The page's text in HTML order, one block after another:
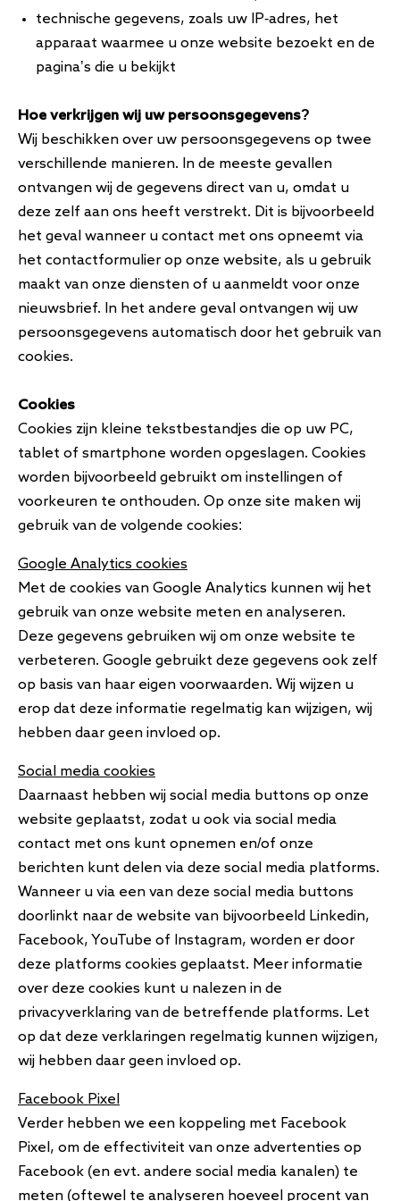
technische gegevens, zoals uw IP-adres, het
apparaat waarmee u onze website bezoekt en de
pagina’s die u bekijkt
Hoe verkrijgen wij uw persoonsgegevens?
Wij beschikken over uw persoonsgegevens op twee
verschillende manieren. In de meeste gevallen
ontvangen wij de gegevens direct van u, omdat u
deze zelf aan ons heeft verstrekt. Dit is bijvoorbeeld
het geval wanneer u contact met ons opneemt via
het contactformulier op onze website, als u gebruik
maakt van onze diensten of u aanmeldt voor onze
nieuwsbrief. In het andere geval ontvangen wij uw
persoonsgegevens automatisch door het gebruik van
cookies.
Cookies
Cookies zijn kleine tekstbestandjes die op uw PC,
tablet of smartphone worden opgeslagen. Cookies
worden bijvoorbeeld gebruikt om instellingen of
voorkeuren te onthouden. Op onze site maken wij
gebruik van de volgende cookies:
Google Analytics cookies
Met de cookies van Google Analytics kunnen wij het
gebruik van onze website meten en analyseren.
Deze gegevens gebruiken wij om onze website te
verbeteren. Google gebruikt deze gegevens ook zelf
op basis van haar eigen voorwaarden. Wij wijzen u
erop dat deze informatie regelmatig kan wijzigen, wij
hebben daar geen invloed op.
Social media cookies
Daarnaast hebben wij social media buttons op onze
website geplaatst, zodat u ook via social media
contact met ons kunt opnemen en/of onze
berichten kunt delen via deze social media platforms.
Wanneer u via een van deze social media buttons
doorlinkt naar de website van bijvoorbeeld Linkedin,
Facebook, YouTube of Instagram, worden er door
deze platforms cookies geplaatst. Meer informatie
over deze cookies kunt u nalezen in de
privacyverklaring van de betreffende platforms. Let
op dat deze verklaringen regelmatig kunnen wijzigen,
wij hebben daar geen invloed op.
Facebook Pixel
Verder hebben we een koppeling met Facebook
Pixel, om de effectiviteit van onze advertenties op
Facebook (en evt. andere social media kanalen) te
meten (oftewel te analyseren hoeveel procent van